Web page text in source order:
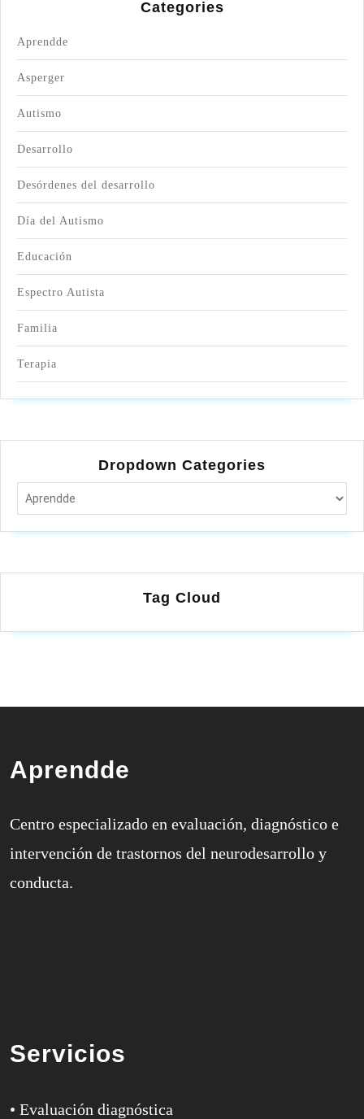
Categories
Aprendde
Asperger
Autismo
Desarrollo
Desórdenes del desarrollo
Día del Autismo
Educación
Espectro Autista
Familia
Terapia
Dropdown Categories
Tag Cloud
Aprendde
Centro especializado en evaluación, diagnóstico e
intervención de trastornos del neurodesarrollo y
conducta.
Servicios
• Evaluación diagnóstica